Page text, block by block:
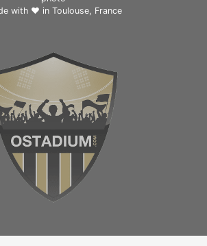
with ❤ in Toulouse, France